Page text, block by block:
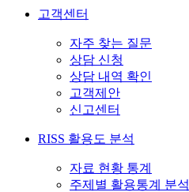
고객센터
자주 찾는 질문
상담 신청
상담 내역 확인
고객제안
신고센터
RISS 활용도 분석
자료 현황 통계
주제별 활용통계 분석